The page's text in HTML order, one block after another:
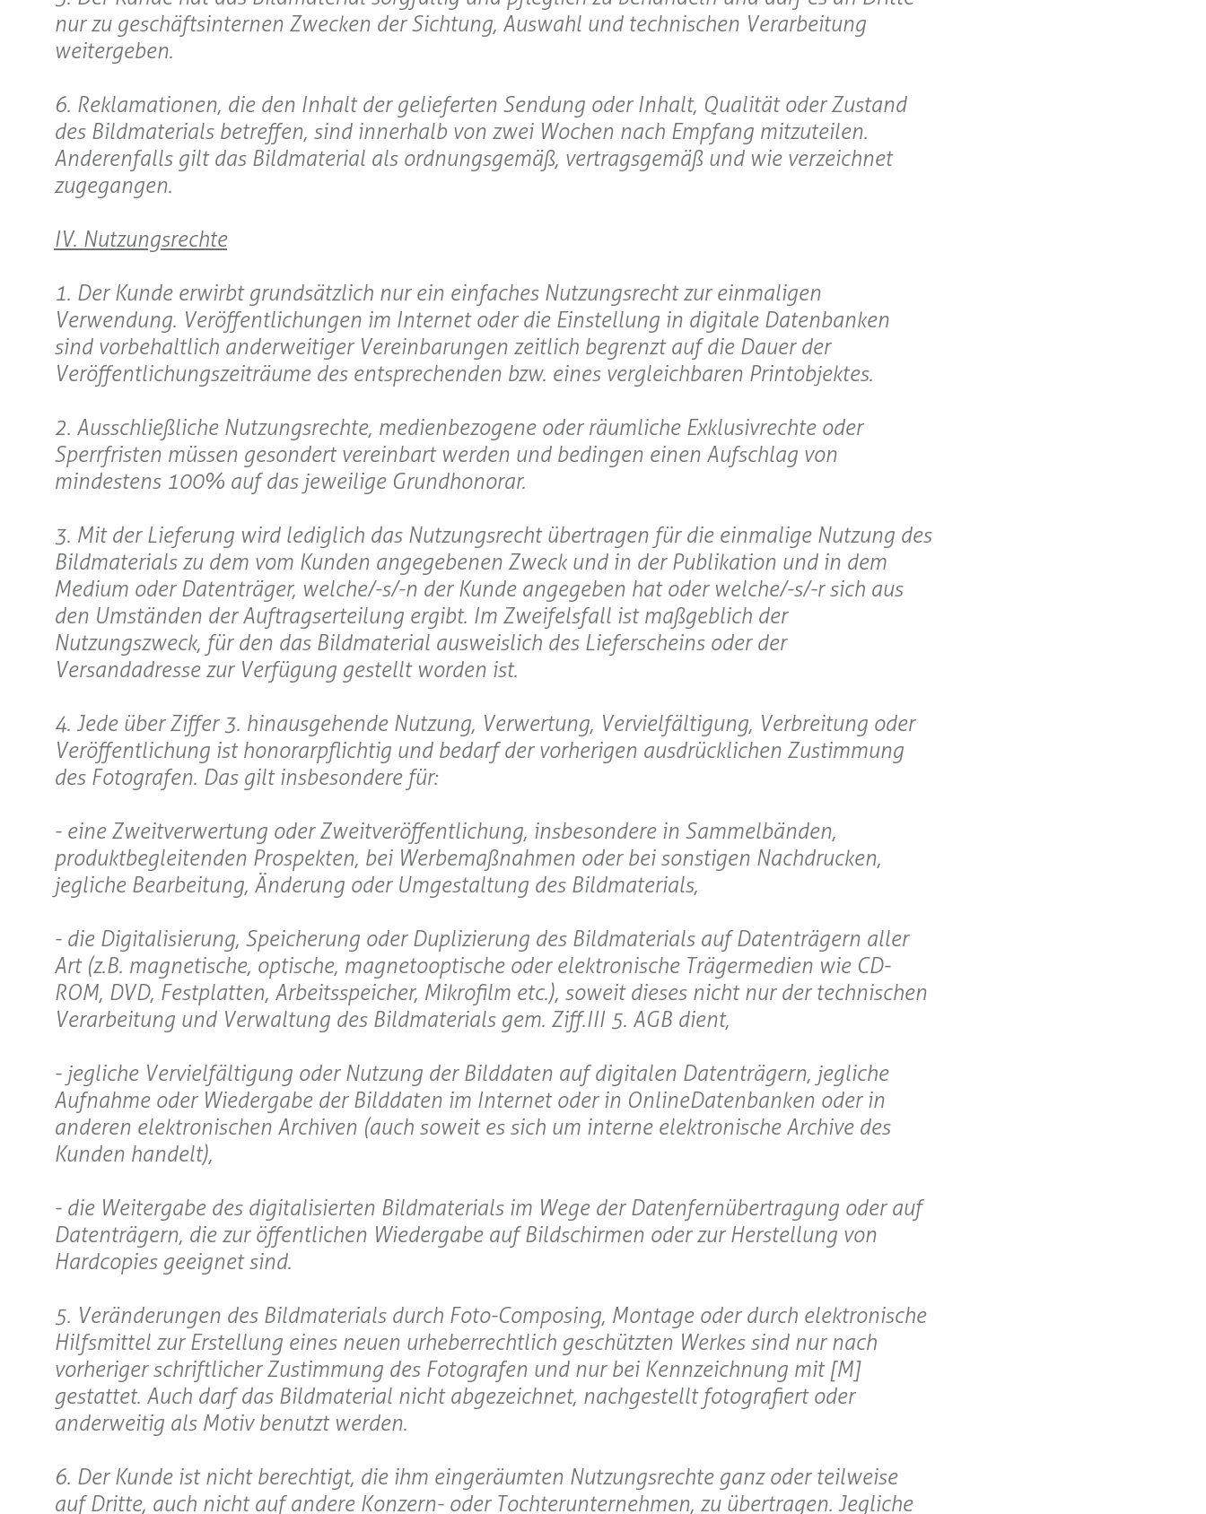
nur zu geschäftsinternen Zwecken der Sichtung, Auswahl und technischen Verarbeitung
weitergeben.
6. Reklamationen, die den Inhalt der gelieferten Sendung oder Inhalt, Qualität oder Zustand
des Bildmaterials betreffen, sind innerhalb von zwei Wochen nach Empfang mitzuteilen.
Anderenfalls gilt das Bildmaterial als ordnungsgemäß, vertragsgemäß und wie verzeichnet
zugegangen.
IV. Nutzungsrechte
1. Der Kunde erwirbt grundsätzlich nur ein einfaches Nutzungsrecht zur einmaligen
Verwendung. Veröffentlichungen im Internet oder die Einstellung in digitale Datenbanken
sind vorbehaltlich anderweitiger Vereinbarungen zeitlich begrenzt auf die Dauer der
Veröffentlichungszeiträume des entsprechenden bzw. eines vergleichbaren Printobjektes.
2. Ausschließliche Nutzungsrechte, medienbezogene oder räumliche Exklusivrechte oder
Sperrfristen müssen gesondert vereinbart werden und bedingen einen Aufschlag von
mindestens 100% auf das jeweilige Grundhonorar.
3. Mit der Lieferung wird lediglich das Nutzungsrecht übertragen für die einmalige Nutzung des
Bildmaterials zu dem vom Kunden angegebenen Zweck und in der Publikation und in dem
Medium oder Datenträger, welche/-s/-n der Kunde angegeben hat oder welche/-s/-r sich aus
den Umständen der Auftragserteilung ergibt. Im Zweifelsfall ist maßgeblich der
Nutzungszweck, für den das Bildmaterial ausweislich des Lieferscheins oder der
Versandadresse zur Verfügung gestellt worden ist.
4. Jede über Ziffer 3. hinausgehende Nutzung, Verwertung, Vervielfältigung, Verbreitung oder
Veröffentlichung ist honorarpflichtig und bedarf der vorherigen ausdrücklichen Zustimmung
des Fotografen. Das gilt insbesondere für:
- eine Zweitverwertung oder Zweitveröffentlichung, insbesondere in Sammelbänden,
produktbegleitenden Prospekten, bei Werbemaßnahmen oder bei sonstigen Nachdrucken,
jegliche Bearbeitung, Änderung oder Umgestaltung des Bildmaterials,
- die Digitalisierung, Speicherung oder Duplizierung des Bildmaterials auf Datenträgern aller
Art (z.B. magnetische, optische, magnetooptische oder elektronische Trägermedien wie CD-
ROM, DVD, Festplatten, Arbeitsspeicher, Mikrofilm etc.), soweit dieses nicht nur der technischen
Verarbeitung und Verwaltung des Bildmaterials gem. Ziff.III 5. AGB dient,
- jegliche Vervielfältigung oder Nutzung der Bilddaten auf digitalen Datenträgern, jegliche
Aufnahme oder Wiedergabe der Bilddaten im Internet oder in OnlineDatenbanken oder in
anderen elektronischen Archiven (auch soweit es sich um interne elektronische Archive des
Kunden handelt),
- die Weitergabe des digitalisierten Bildmaterials im Wege der Datenfernübertragung oder auf
Datenträgern, die zur öffentlichen Wiedergabe auf Bildschirmen oder zur Herstellung von
Hardcopies geeignet sind.
5. Veränderungen des Bildmaterials durch Foto-Composing, Montage oder durch elektronische
Hilfsmittel zur Erstellung eines neuen urheberrechtlich geschützten Werkes sind nur nach
vorheriger schriftlicher Zustimmung des Fotografen und nur bei Kennzeichnung mit [M]
gestattet. Auch darf das Bildmaterial nicht abgezeichnet, nachgestellt fotografiert oder
anderweitig als Motiv benutzt werden.
6. Der Kunde ist nicht berechtigt, die ihm eingeräumten Nutzungsrechte ganz oder teilweise
auf Dritte, auch nicht auf andere Konzern- oder Tochterunternehmen, zu übertragen. Jegliche